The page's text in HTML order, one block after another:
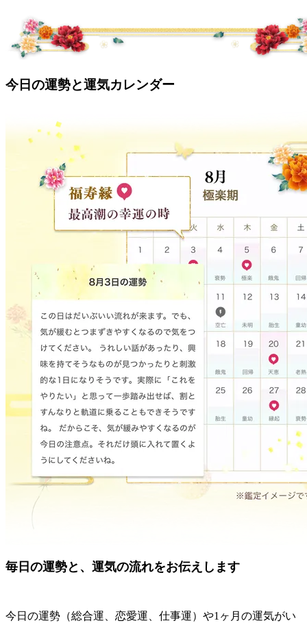
今日の運勢と運気カレンダー
毎日の運勢と、運気の流れをお伝えします
今日の運勢（総合運、恋愛運、仕事運）や1ヶ月の運気がい